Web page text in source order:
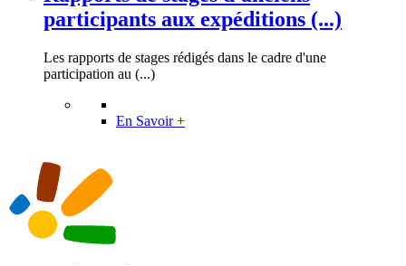
participants aux expéditions (...)
Les rapports de stages rédigés dans le cadre d'une
participation au (...)
En Savoir +